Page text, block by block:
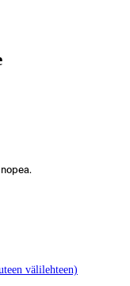
välilehteen)